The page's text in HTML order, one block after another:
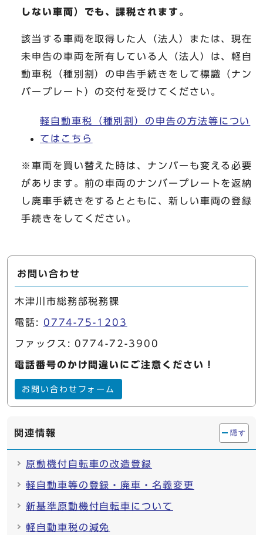
しない車両）でも、課税されます。
該当する車両を取得した人（法人）または、現在
未申告の車両を所有している人（法人）は、軽自
動車税（種別割）の申告手続きをして標識（ナン
バープレート）の交付を受けてください。
軽自動車税（種別割）の申告の方法等につい
てはこちら
※車両を買い替えた時は、ナンバーも変える必要
があります。前の車両のナンバープレートを返納
し廃車手続きをするとともに、新しい車両の登録
手続きをしてください。
お問い合わせ
木津川市総務部税務課
電話: 0774-75-1203
ファックス: 0774-72-3900
電話番号のかけ間違いにご注意ください！
お問い合わせフォーム
関連情報 隠す
原動機付自転車の改造登録
軽自動車等の登録・廃車・名義変更
新基準原動機付自転車について
軽自動車税の減免